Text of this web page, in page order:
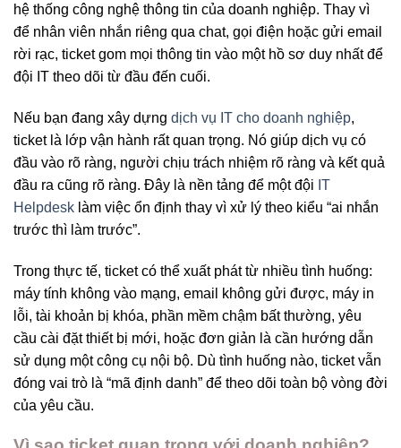
hệ thống công nghệ thông tin của doanh nghiệp. Thay vì
để nhân viên nhắn riêng qua chat, gọi điện hoặc gửi email
rời rạc, ticket gom mọi thông tin vào một hồ sơ duy nhất để
đội IT theo dõi từ đầu đến cuối.
Nếu bạn đang xây dựng dịch vụ IT cho doanh nghiệp,
ticket là lớp vận hành rất quan trọng. Nó giúp dịch vụ có
đầu vào rõ ràng, người chịu trách nhiệm rõ ràng và kết quả
đầu ra cũng rõ ràng. Đây là nền tảng để một đội IT
Helpdesk làm việc ổn định thay vì xử lý theo kiểu “ai nhắn
trước thì làm trước”.
Trong thực tế, ticket có thể xuất phát từ nhiều tình huống:
máy tính không vào mạng, email không gửi được, máy in
lỗi, tài khoản bị khóa, phần mềm chậm bất thường, yêu
cầu cài đặt thiết bị mới, hoặc đơn giản là cần hướng dẫn
sử dụng một công cụ nội bộ. Dù tình huống nào, ticket vẫn
đóng vai trò là “mã định danh” để theo dõi toàn bộ vòng đời
của yêu cầu.